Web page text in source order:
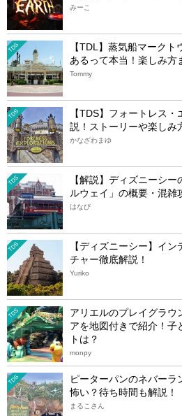
みーこ
TDS
【TDL】蒸気船マーク
あるって本当！楽しみ方
Tommy
TDS
【TDS】フォートレス
説！ストーリーや楽しみ
かなざわまゆ
TDS
【解説】ディズニーシ
ルウェイ」の概要・混雑
はなび
TDS
【ディズニーシー】イ
チャー徹底解説！
Yuriko
TDS
アリエルのプレイグラウ
アを地図付きで紹介！子
トは？
monpy
TDS
ピーターパンのネバーラ
怖い？待ち時間も解説！
まるこさん